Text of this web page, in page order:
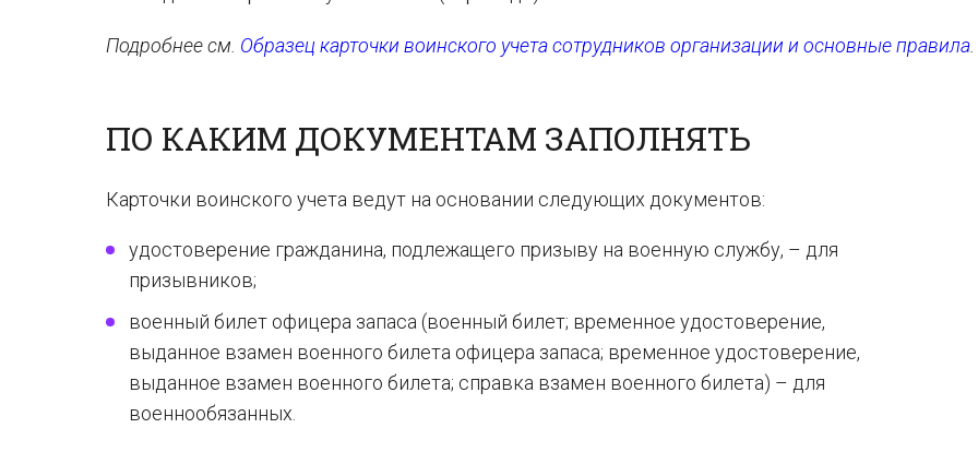
Подробнее см. Образец карточки воинского учета сотрудников организации и основные правила
ПО КАКИМ ДОКУМЕНТАМ ЗАПОЛНЯТЬ
Карточки воинского учета ведут на основании следующих документов:
удостоверение гражданина, подлежащего призыву на военную службу, – для
призывников;
военный билет офицера запаса (военный билет; временное удостоверение,
выданное взамен военного билета офицера запаса; временное удостоверение,
выданное взамен военного билета; справка взамен военного билета) – для
военнообязанных.